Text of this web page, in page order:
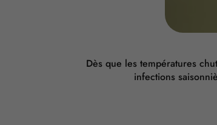
Dès que les températures
infections